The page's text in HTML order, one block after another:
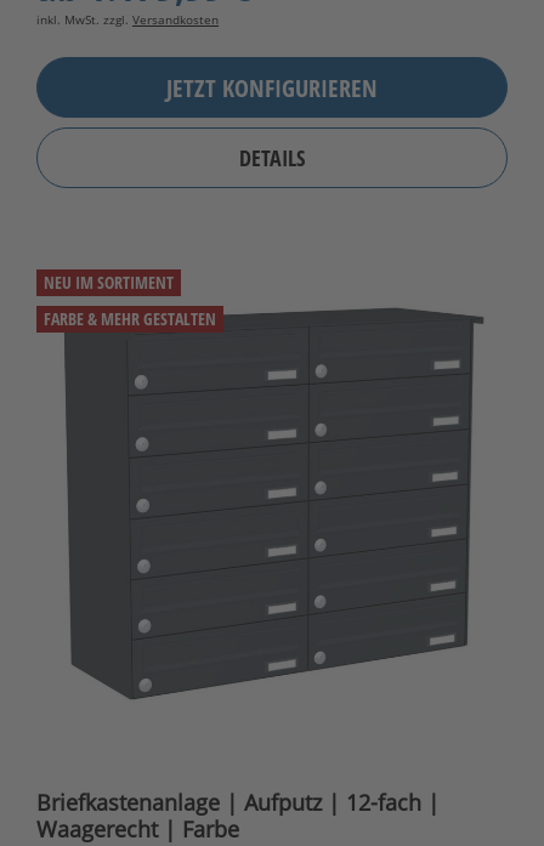
inkl. MwSt. zzgl. Versandkosten
JETZT KONFIGURIEREN
DETAILS
NEU IM SORTIMENT
FARBE & MEHR GESTALTEN
Briefkastenanlage | Aufputz | 12-fach |
Waagerecht | Farbe